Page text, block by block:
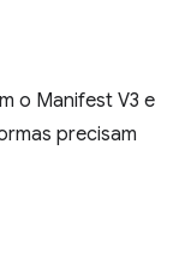
o Manifest V3 e
precisam